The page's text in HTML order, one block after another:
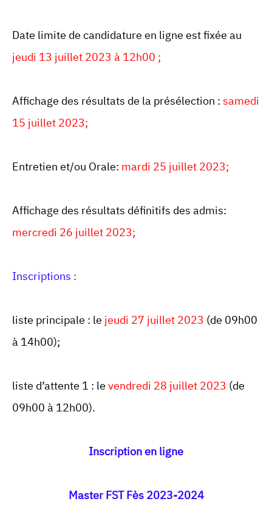
Date limite de candidature en ligne est fixée au
jeudi 13 juillet 2023 à 12h00 ;
Affichage des résultats de la présélection :samedi
15 juillet 2023;
Entretien et/ou Orale: mardi 25 juillet 2023;
Affichage des résultats définitifs des admis:
mercredi 26 juillet 2023;
Inscriptions :
liste principale : le jeudi 27 juillet 2023 (de 09h00
à 14h00);
liste d’attente 1 : levendredi 28 juillet 2023 (de
09h00 à 12h00).
Inscription en ligne
Master FST Fès 2023-2024